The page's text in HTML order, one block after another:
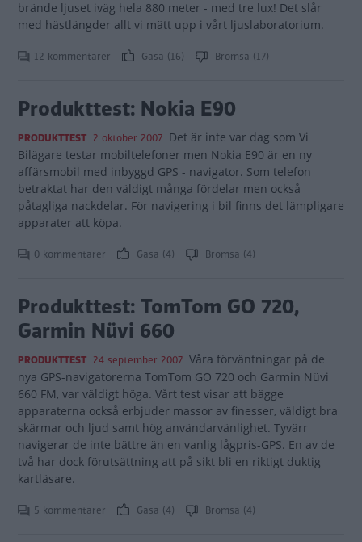
brände ljuset iväg hela 880 meter - med tre lux! Det slår
med hästlängder allt vi mätt upp i vårt ljuslaboratorium.
12 kommentarer Gasa (16) Bromsa (17)
Produkttest: Nokia E90
PRODUKTTEST 2 oktober 2007 Det är inte var dag som Vi
Bilägare testar mobiltelefoner men Nokia E90 är en ny
affärsmobil med inbyggd GPS - navigator. Som telefon
betraktat har den väldigt många fördelar men också
påtagliga nackdelar. För navigering i bil finns det lämpligare
apparater att köpa.
0 kommentarer Gasa (4) Bromsa (4)
Produkttest: TomTom GO 720,
Garmin Nüvi 660
PRODUKTTEST 24 september 2007 Våra förväntningar på de
nya GPS-navigatorerna TomTom GO 720 och Garmin Nüvi
660 FM, var väldigt höga. Vårt test visar att bägge
apparaterna också erbjuder massor av finesser, väldigt bra
skärmar och ljud samt hög användarvänlighet. Tyvärr
navigerar de inte bättre än en vanlig lågpris-GPS. En av de
två har dock förutsättning att på sikt bli en riktigt duktig
kartläsare.
5 kommentarer Gasa (4) Bromsa (4)